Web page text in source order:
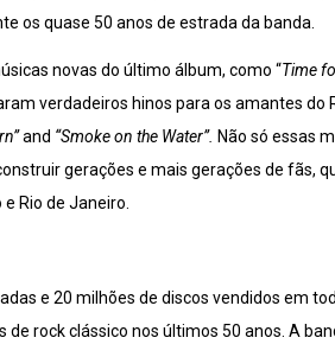
os quase 50 anos de estrada da banda.
novas do último álbum, como “Time
verdadeiros hinos para os amantes do
and “Smoke on the Water”. Não só essas
gerações e mais gerações de fãs,
Rio de Janeiro.
e 20 milhões de discos vendidos em
de rock clássico nos últimos 50 anos. A